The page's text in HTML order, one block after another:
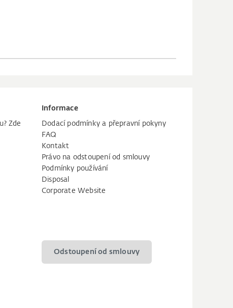
Zde
Informace
Dodací podmínky a přepravní pokyny
FAQ
Kontakt
Právo na odstoupení od smlouvy
Podmínky používání
Disposal
Corporate Website
Odstoupení od smlouvy